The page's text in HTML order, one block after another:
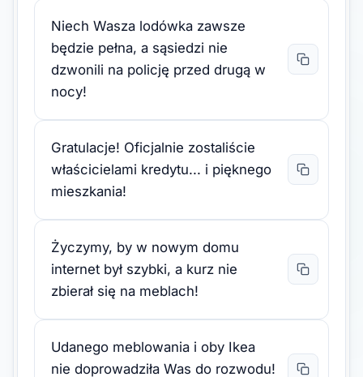
Niech Wasza lodówka zawsze
będzie pełna, a sąsiedzi nie
dzwonili na policję przed drugą w
nocy!
Gratulacje! Oficjalnie zostaliście
właścicielami kredytu... i pięknego
mieszkania!
Życzymy, by w nowym domu
internet był szybki, a kurz nie
zbierał się na meblach!
Udanego meblowania i oby Ikea
nie doprowadziła Was do rozwodu!